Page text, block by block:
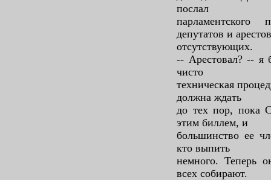
послал
депутатов и
отсутствующих.
-- Арестовал? -- я
чисто
техническая
должна ждать
до тех пор, пока
этим биллем, и
большинство ее
кто выпить
немного. Теперь
всех собирают.